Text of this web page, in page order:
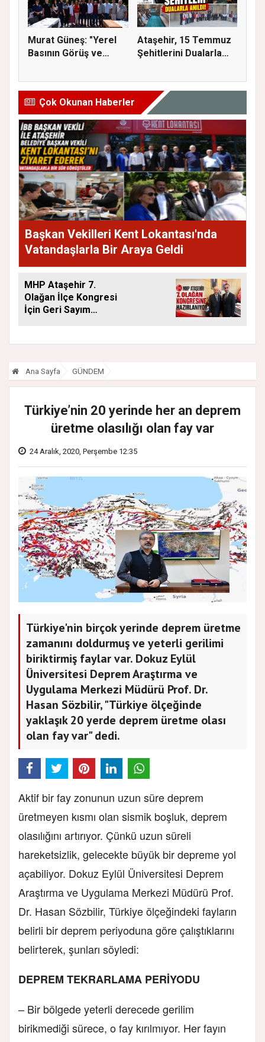
Murat Güneş: "Yerel
Basının Görüş ve
Ataşehir, 15 Temmuz
Şehitlerini Dualarla
Çok Okunan Haberler
Başkan Vekilleri Kent Lokantası'nda
Vatandaşlarla Bir Araya Geldi
MHP Ataşehir 7.
Olağan İlçe Kongresi
İçin Geri Sayım
Ana Sayfa GÜNDEM
Türkiye’nin 20 yerinde her an deprem
üretme olasılığı olan fay var
24 Aralık, 2020, Perşembe 12:35
Türkiye'nin birçok yerinde deprem üretme
zamanını doldurmuş ve yeterli gerilimi
biriktirmiş faylar var. Dokuz Eylül
Üniversitesi Deprem Araştırma ve
Uygulama Merkezi Müdürü Prof. Dr.
Hasan Sözbilir, "Türkiye ölçeğinde
yaklaşık 20 yerde deprem üretme olası
olan fay var" dedi.
Aktif bir fay zonunun uzun süre deprem
üretmeyen kısmı olan sismik boşluk, deprem
olasılığını artırıyor. Çünkü uzun süreli
hareketsizlik, gelecekte büyük bir depreme yol
açabiliyor. Dokuz Eylül Üniversitesi Deprem
Araştırma ve Uygulama Merkezi Müdürü Prof.
Dr. Hasan Sözbilir, Türkiye ölçeğindeki fayların
belirli bir deprem periyoduna göre çalıştıklarını
belirterek, şunları söyledi:
DEPREM TEKRARLAMA PERİYODU
– Bir bölgede yeterli derecede gerilim
birikmediği sürece, o fay kırılmıyor. Her fayın